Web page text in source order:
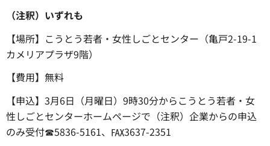
（注釈）いずれも
【場所】こうとう若者・女性しごとセンター（亀戸2-19-1
カメリアプラザ9階）
【費用】無料
【申込】3月6日（月曜日）9時30分からこうとう若者・女
性しごとセンターホームページで（注釈）企業からの申込
のみ受付☎5836-5161、℻3637-2351